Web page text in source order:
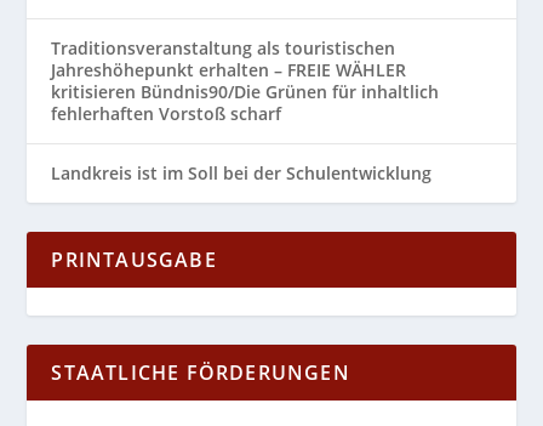
Traditionsveranstaltung als touristischen
Jahreshöhepunkt erhalten – FREIE WÄHLER
kritisieren Bündnis90/Die Grünen für inhaltlich
fehlerhaften Vorstoß scharf
Landkreis ist im Soll bei der Schulentwicklung
PRINTAUSGABE
STAATLICHE FÖRDERUNGEN